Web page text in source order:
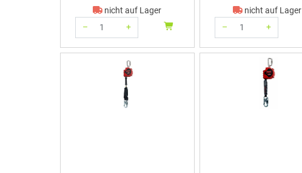
nicht auf Lager
–
+
nicht auf Lager
–
+